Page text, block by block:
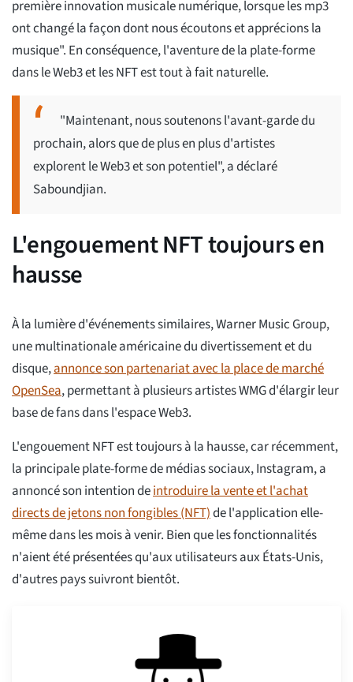
première innovation musicale numérique, lorsque les mp3
ont changé la façon dont nous écoutons et apprécions la
musique". En conséquence, l'aventure de la plate-forme
dans le Web3 et les NFT est tout à fait naturelle.
"Maintenant, nous soutenons l'avant-garde du
prochain, alors que de plus en plus d'artistes
explorent le Web3 et son potentiel", a déclaré
Saboundjian.
L'engouement NFT toujours en
hausse
À la lumière d'événements similaires, Warner Music Group,
une multinationale américaine du divertissement et du
disque,annonce son partenariat avec la place de marché
OpenSea, permettant à plusieurs artistes WMG d'élargir leur
base de fans dans l'espace Web3.
L'engouement NFT est toujours à la hausse, car récemment,
la principale plate-forme de médias sociaux, Instagram, a
annoncé son intention deintroduire la vente et l'achat
directs de jetons non fongibles (NFT)de l'application elle-
même dans les mois à venir. Bien que les fonctionnalités
n'aient été présentées qu'aux utilisateurs aux États-Unis,
d'autres pays suivront bientôt.